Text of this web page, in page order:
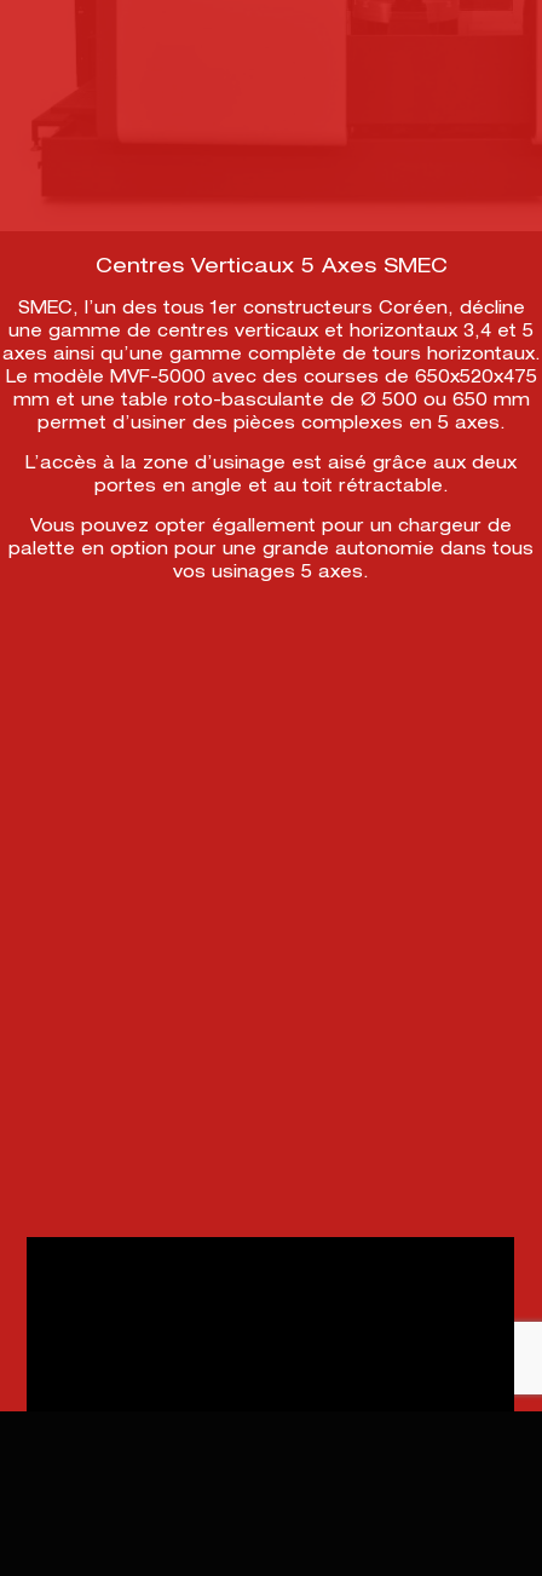
Centres Verticaux 5 Axes SMEC
SMEC, l’un des tous 1er constructeurs Coréen, décline
une gamme de centres verticaux et horizontaux 3,4 et 5
axes ainsi qu’une gamme complète de tours horizontaux.
Le modèle MVF-5000 avec des courses de 650x520x475
mm et une table roto-basculante de Ø 500 ou 650 mm
permet d’usiner des pièces complexes en 5 axes.
L’accès à la zone d’usinage est aisé grâce aux deux
portes en angle et au toit rétractable.
Vous pouvez opter égallement pour un chargeur de
palette en option pour une grande autonomie dans tous
vos usinages 5 axes.